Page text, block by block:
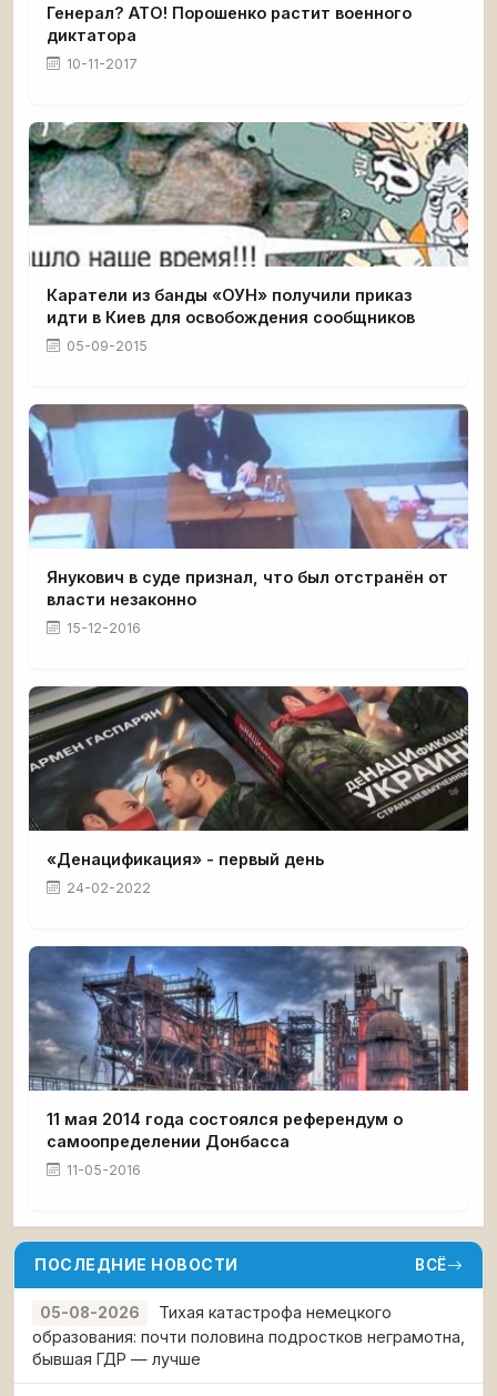
Генерал? АТО! Порошенко растит военного
диктатора
10-11-2017
Каратели из банды «ОУН» получили приказ
идти в Киев для освобождения сообщников
05-09-2015
Янукович в суде признал, что был отстранён от
власти незаконно
15-12-2016
«Денацификация» - первый день
24-02-2022
11 мая 2014 года состоялся референдум о
самоопределении Донбасса
11-05-2016
ПОСЛЕДНИЕ НОВОСТИ ВСЁ
05-08-2026
Тихая катастрофа немецкого
образования: почти половина подростков неграмотна,
бывшая ГДР — лучше